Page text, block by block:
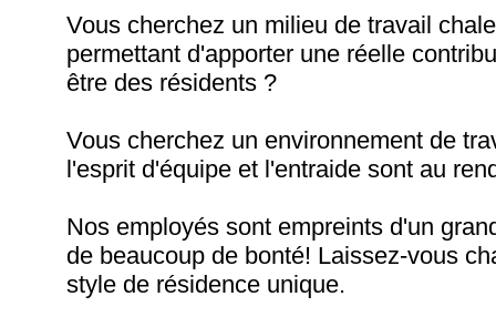
Vous cherchez un milieu de travail
permettant d'apporter une réelle
être des résidents ?
Vous cherchez un environnement de
l'esprit d'équipe et l'entraide sont au
Nos employés sont empreints d'un
de beaucoup de bonté! Laissez-vous
style de résidence unique.